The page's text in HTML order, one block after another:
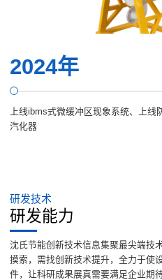
2024年
上线ibms式微缓冲区现象系统、上线
汽化器
研发技术
研发能力
沈氏节能创新技术信息集聚最尖端技
摸索，需找创新技术提升，全力于使
件，让科研成果展真需要满足企业期